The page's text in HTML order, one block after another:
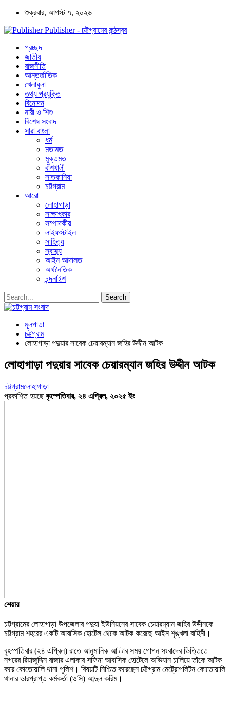
শুক্রবার, আগস্ট ৭, ২০২৬
Publisher - চট্টগ্রামের কন্ঠস্বর
প্রচ্ছদ
জাতীয়
রাজনীতি
আন্তর্জাতিক
খেলাধুলা
তথ্য প্রযুক্তি
বিনোদন
নারী ও শিশু
বিশেষ সংবাদ
সারা বাংলা
ধর্ম
মতামত
মুক্তমত
বাঁশখালী
সাতকানিয়া
চট্টগ্রাম
আরো
লোহাগাড়া
সাক্ষাৎকার
সম্পাদকীয়
লাইফস্টাইল
সাহিত্য
স্বাস্থ্য
আইন আদালত
অর্থনৈতিক
চন্দনাইশ
মূলপাতা
চট্টগ্রাম
লোহাগাড়া পদুয়ার সাবেক চেয়ারম্যান জহির উদ্দীন আটক
লোহাগাড়া পদুয়ার সাবেক চেয়ারম্যান জহির উদ্দীন আটক
চট্টগ্রামলোহাগাড়া
প্রকাশিত হয়ছেবৃহস্পতিবার, ২৪ এপ্রিল, ২০২৫ ইং
শেয়ার
চট্টগ্রামের লোহাগাড়া উপজেলার পদুয়া ইউনিয়নের সাবেক চেয়ারম্যান জহির উদ্দীনকে
চট্টগ্রাম শহরের একটি আবাসিক হোটেল থেকে আটক করেছে আইন শৃঙ্খলা বাহিনী।
বৃহস্পতিবার (২৪ এপ্রিল) রাতে আনুমানিক আটটার সময় গোপন সংবাদের ভিত্তিতে
নগরের রিয়াজুদ্দিন বাজার এলাকার সফিনা আবাসিক হোটেলে অভিযান চালিয়ে তাঁকে আটক
করে কোতোয়ালি থানা পুলিশ। বিষয়টি নিশ্চিত করেছেন চট্টগ্রাম মেট্রোপলিটন কোতোয়ালি
থানার ভারপ্রাপ্ত কর্মকর্তা (ওসি) আব্দুল করিম।